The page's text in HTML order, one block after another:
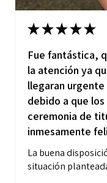
★★★★★
Fue fantástica,
la atención ya
llegaran
debido a que
ceremonia de
inmesamente
La buena
situación